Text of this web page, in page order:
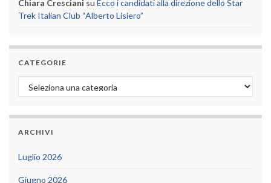
Chiara Cresciani su Ecco i candidati alla direzione dello Star
Trek Italian Club “Alberto Lisiero”
CATEGORIE
Categorie
ARCHIVI
Luglio 2026
Giugno 2026